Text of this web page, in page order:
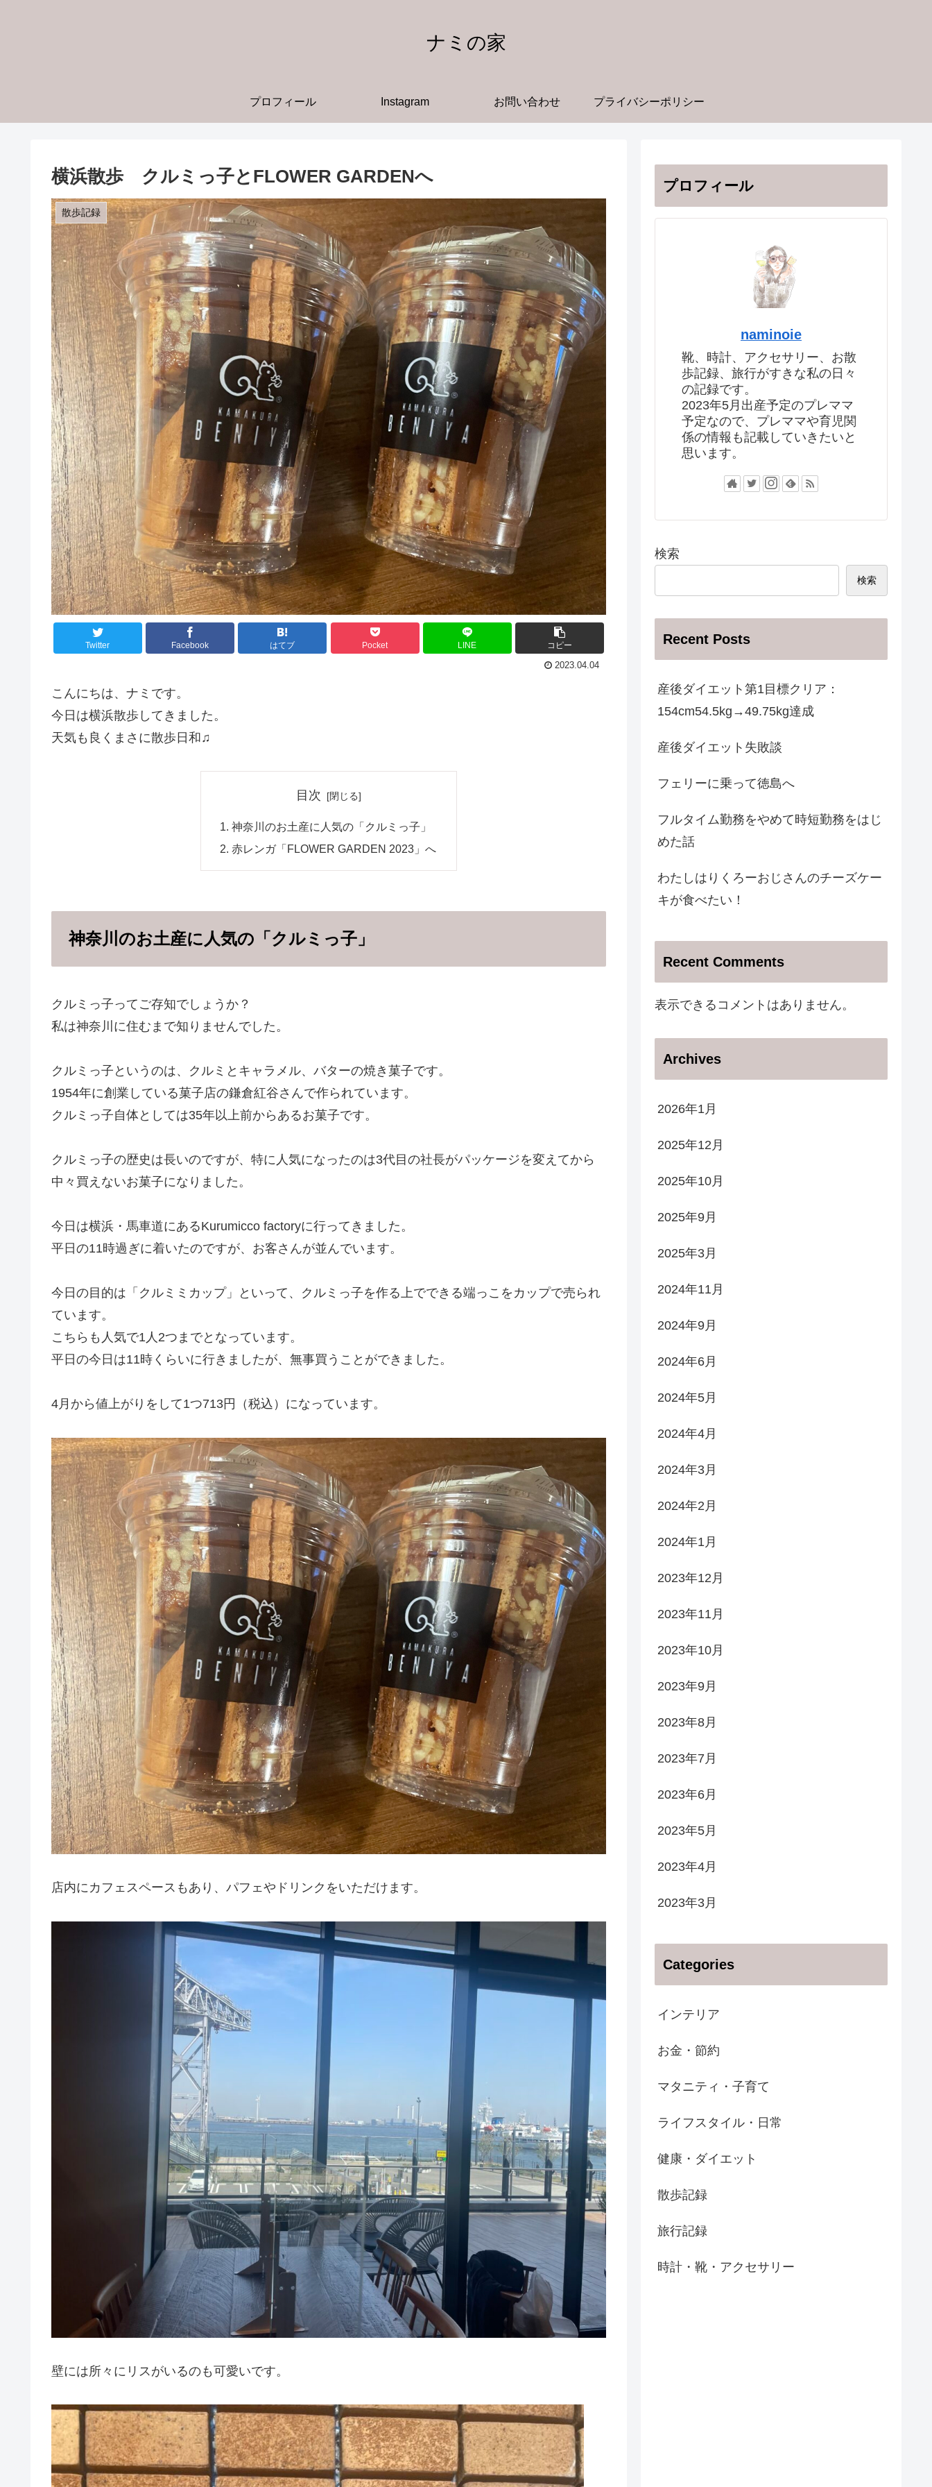
ナミの家
プロフィール Instagram お問い合わせ プライバシーポリシー
横浜散歩 クルミっ子とFLOWER GARDENへ
散歩記録
Twitter Facebook はてブ Pocket LINE コピー
2023.04.04
こんにちは、ナミです。
今日は横浜散歩してきました。
天気も良くまさに散歩日和♫
目次
神奈川のお土産に人気の「クルミっ子」
赤レンガ「FLOWER GARDEN 2023」へ
神奈川のお土産に人気の「クルミっ子」
クルミっ子ってご存知でしょうか？
私は神奈川に住むまで知りませんでした。
クルミっ子というのは、クルミとキャラメル、バターの焼き菓子です。
1954年に創業している菓子店の鎌倉紅谷さんで作られています。
クルミっ子自体としては35年以上前からあるお菓子です。
クルミっ子の歴史は長いのですが、特に人気になったのは3代目の社長がパッケージを変えてから
中々買えないお菓子になりました。
今日は横浜・馬車道にあるKurumicco factoryに行ってきました。
平日の11時過ぎに着いたのですが、お客さんが並んでいます。
今日の目的は「クルミミカップ」といって、クルミっ子を作る上でできる端っこをカップで売られ
ています。
こちらも人気で1人2つまでとなっています。
平日の今日は11時くらいに行きましたが、無事買うことができました。
4月から値上がりをして1つ713円（税込）になっています。
店内にカフェスペースもあり、パフェやドリンクをいただけます。
壁には所々にリスがいるのも可愛いです。
プロフィール
naminoie
靴、時計、アクセサリー、お散
歩記録、旅行がすきな私の日々
の記録です。
2023年5月出産予定のプレママ
予定なので、プレママや育児関
係の情報も記載していきたいと
思います。
検索
検索
Recent Posts
産後ダイエット第1目標クリア：
154cm54.5kg→49.75kg達成
産後ダイエット失敗談
フェリーに乗って徳島へ
フルタイム勤務をやめて時短勤務をはじ
めた話
わたしはりくろーおじさんのチーズケー
キが食べたい！
Recent Comments
表示できるコメントはありません。
Archives
2026年1月
2025年12月
2025年10月
2025年9月
2025年3月
2024年11月
2024年9月
2024年6月
2024年5月
2024年4月
2024年3月
2024年2月
2024年1月
2023年12月
2023年11月
2023年10月
2023年9月
2023年8月
2023年7月
2023年6月
2023年5月
2023年4月
2023年3月
Categories
インテリア
お金・節約
マタニティ・子育て
ライフスタイル・日常
健康・ダイエット
散歩記録
旅行記録
時計・靴・アクセサリー